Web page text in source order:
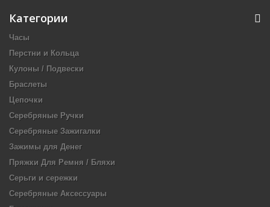
Категории
Часы
Перстни и Кольца
Кулоны / Подвески
Браслеты
Цепочки
Серебряные Ручки
Серебряные Зажигалки
Зажимы для Денег
Пряжки Для Ремня / Бляхи
Серьги и сережки
Серебряные Аксессуары